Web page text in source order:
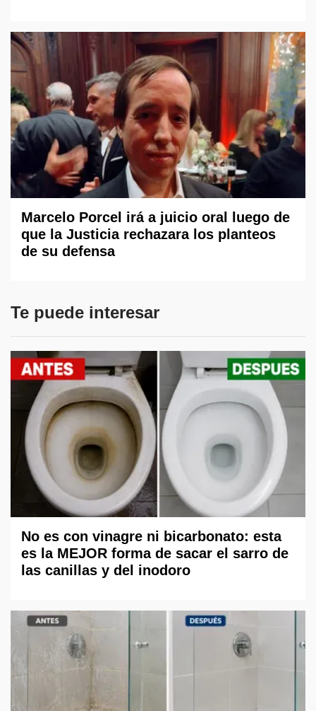
Marcelo Porcel irá a juicio oral luego de
que la Justicia rechazara los planteos
de su defensa
Te puede interesar
No es con vinagre ni bicarbonato: esta
es la MEJOR forma de sacar el sarro de
las canillas y del inodoro